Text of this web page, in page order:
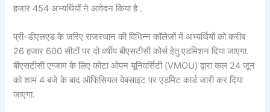
हजार 454 अभ्यर्थियों ने आवेदन किया है .
प्री-डीएलएड के जरिए राजस्थान की विभिन्न कॉलेजों में अभ्यर्थियों को करीब
26 हजार 600 सीटों पर दो वर्षीय बीएसटीसी कोर्स हेतु एडमिशन दिया जाएगा.
बीएसटीसी एग्जाम के लिए कोटा ओपन यूनिवर्सिटी (VMOU) द्वारा कल 24 जून
को शाम 4 बजे के बाद ऑफिसियल वेबसाइट पर एडमिट कार्ड जारी कर दिया
जाएगा.